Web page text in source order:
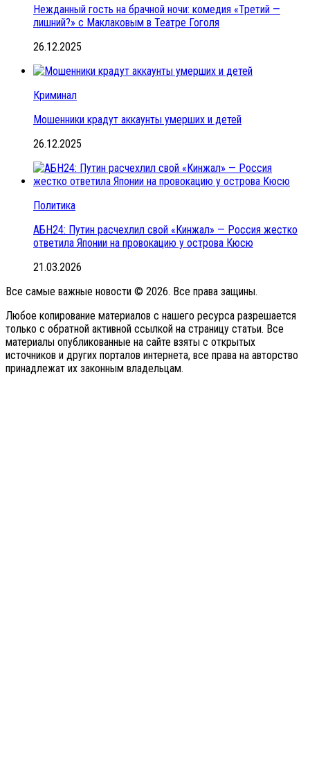
Нежданный гость на брачной ночи: комедия «Третий —
лишний?» с Маклаковым в Театре Гоголя
26.12.2025
Криминал
Мошенники крадут аккаунты умерших и детей
26.12.2025
Политика
АБН24: Путин расчехлил свой «Кинжал» — Россия жестко
ответила Японии на провокацию у острова Кюсю
21.03.2026
Все самые важные новости © 2026. Все права защины.
Любое копирование материалов с нашего ресурса разрешается
только с обратной активной ссылкой на страницу статьи. Все
материалы опубликованные на сайте взяты с открытых
источников и других порталов интернета, все права на авторство
принадлежат их законным владельцам.